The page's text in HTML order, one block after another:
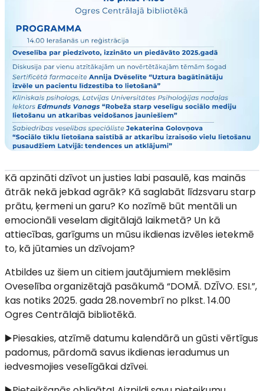
Kā apzināti dzīvot un justies labi pasaulē, kas mainās
ātrāk nekā jebkad agrāk? Kā saglabāt līdzsvaru starp
prātu, ķermeni un garu? Ko nozīmē būt mentāli un
emocionāli veselam digitālajā laikmetā? Un kā
attiecības, garīgums un mūsu ikdienas izvēles ietekmē
to, kā jūtamies un dzīvojam?
Atbildes uz šiem un citiem jautājumiem meklēsim
Oveselība organizētajā pasākumā “DOMĀ. DZĪVO. ESI.”,
kas notiks 2025. gada 28.novembrī no plkst. 14.00
Ogres Centrālajā bibliotēkā.
▶️Piesakies, atzīmē datumu kalendārā un gūsti vērtīgus
padomus, pārdomā savus ikdienas ieradumus un
iedvesmojies veselīgākai dzīvei.